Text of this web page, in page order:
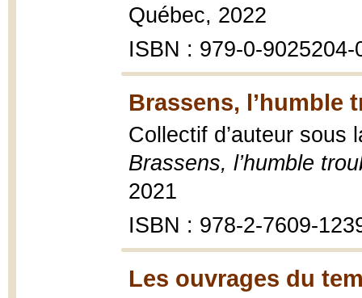
Québec, 2022
ISBN : 979-0-9025204-
Brassens, l’humble
Collectif d’auteur sous
Brassens, l’humble
2021
ISBN : 978-2-7609-
Les ouvrages du